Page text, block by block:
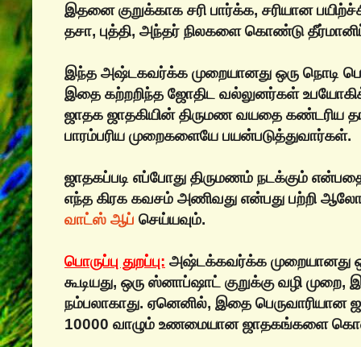
இதனை குறுக்காக சரி பார்க்க, சரியான
தசா, புத்தி, அந்தர் நிலகளை கொண்டு
இந்த அஷ்டகவர்க்க முறையானது ஒரு நொடி
இதை கற்றறிந்த ஜோதிட வல்லுனர்கள்
ஜாதக ஜாதகியின் திருமண வயதை கண்டரிய‌
பாரம்பரிய முறைகளையே பயன்படுத்துவார்கள்.
ஜாதகப்படி எப்போது திருமணம் நடக்கும்
எந்த கிரக கவசம் அணிவது என்பது பற்றி
வாட்ஸ் ஆப் செய்யவும்.
பொருப்பு துறப்பு: அஷ்டக்கவர்க்க முறையானது
கூடியது, ஒரு ஸ்னாப்ஷாட் குறுக்கு வழி
நம்பலாகாது. ஏனெனில், இதை பெருவாரியான
10000 வாழும் உணமையான ஜாதகங்களை